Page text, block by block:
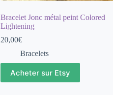
Bracelet Jonc métal peint Colored
Lightening
20,00€
Bracelets
Acheter sur Etsy